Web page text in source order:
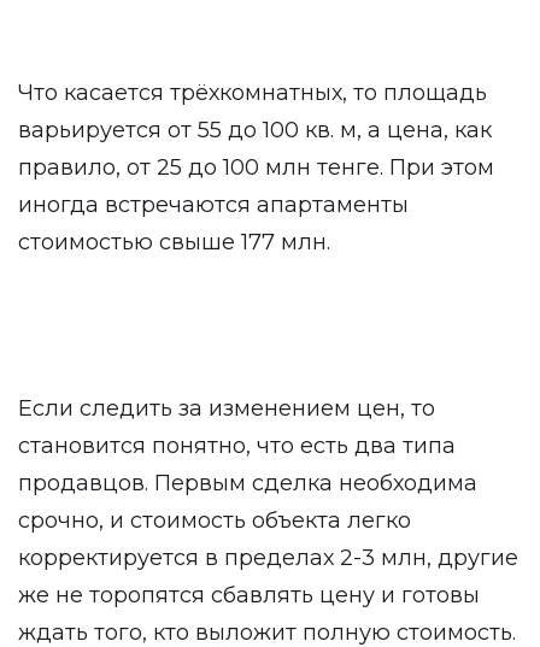
Что касается трёхкомнатных, то площадь
варьируется от 55 до 100 кв. м, а цена, как
правило, от 25 до 100 млн тенге. При этом
иногда встречаются апартаменты
стоимостью свыше 177 млн.
Если следить за изменением цен, то
становится понятно, что есть два типа
продавцов. Первым сделка необходима
срочно, и стоимость объекта легко
корректируется в пределах 2-3 млн, другие
же не торопятся сбавлять цену и готовы
ждать того, кто выложит полную стоимость.